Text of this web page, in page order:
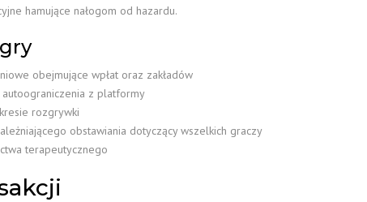
hamujące nałogom od hazardu.
obejmujące wpłat oraz zakładów
z platformy
rozgrywki
obstawiania dotyczący wszelkich graczy
terapeutycznego